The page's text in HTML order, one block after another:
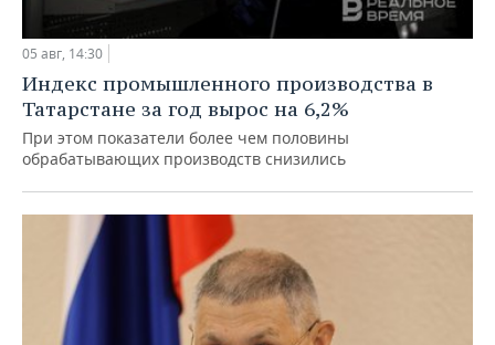
05 авг, 14:30
Индекс промышленного производства в
Татарстане за год вырос на 6,2%
При этом показатели более чем половины
обрабатывающих производств снизились